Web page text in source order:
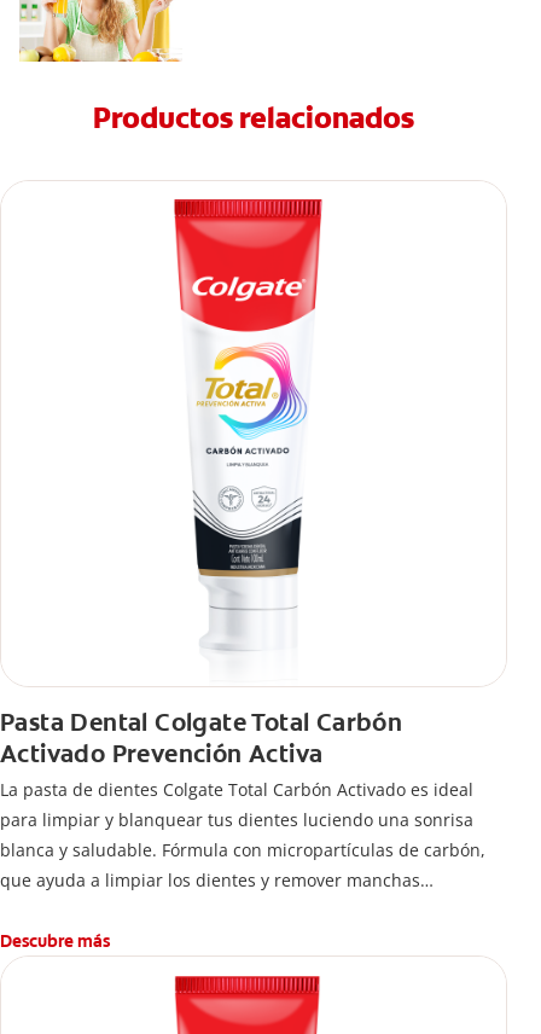
Productos relacionados
Pasta Dental Colgate Total Carbón
Activado Prevención Activa
La pasta de dientes Colgate Total Carbón Activado es ideal
para limpiar y blanquear tus dientes luciendo una sonrisa
blanca y saludable. Fórmula con micropartículas de carbón,
que ayuda a limpiar los dientes y remover manchas
¿Qué hace el carbón activado en una pasta dental y por qué
se usa para ayudar a remover manchas superficiales?
También encontrarás cómo incluirla en tu rutina, en casa o de
Descubre más